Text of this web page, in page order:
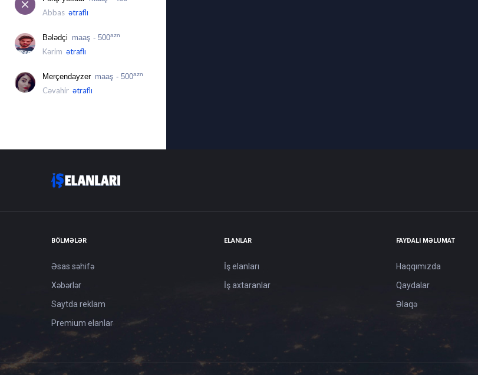
Abbas ətraflı
Bələdçi maaş - 500azn
Kərim ətraflı
Merçendayzer maaş - 500azn
Cəvahir ətraflı
BÖLMƏLƏR
Əsas səhifə
Xəbərlər
Saytda reklam
Premium elanlar
ELANLAR
İş elanları
İş axtaranlar
FAYDALI MƏLUMAT
Haqqımızda
Qaydalar
Əlaqə